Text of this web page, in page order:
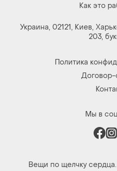
Как это
Украина, 02121, Киев,
203,
Политика
Договор-
Мы в
Вещи по щелчку